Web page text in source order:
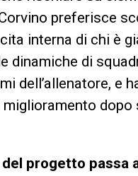
preferisce
interna di chi è
dinamiche di
dell’allenatore, e
miglioramento dopo
del progetto passa